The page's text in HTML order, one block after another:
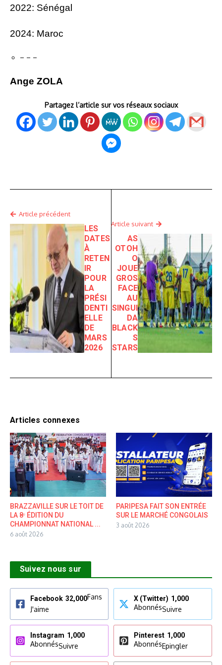
2022: Sénégal
2024: Maroc
– – –
Ange ZOLA
Partagez l’article sur vos réseaux sociaux
Article précédent
LES
DATES
À
RETEN
IR
POUR
LA
PRÉSI
DENTI
ELLE
DE
MARS
2026
Article suivant
AS
OTOH
O
JOUE
GROS
FACE
AU
SINGUI
DA
BLACK
S
STARS
Articles connexes
BRAZZAVILLE SUR LE TOIT DE
LA 8ᵉ ÉDITION DU
CHAMPIONNAT NATIONAL ...
6 août 2026
PARIPESA FAIT SON ENTRÉE
SUR LE MARCHÉ CONGOLAIS
3 août 2026
Suivez nous sur
Facebook 32,000Fans
J'aime
X (Twitter) 1,000
AbonnésSuivre
Instagram 1,000
AbonnésSuivre
Pinterest 1,000
AbonnésEpingler